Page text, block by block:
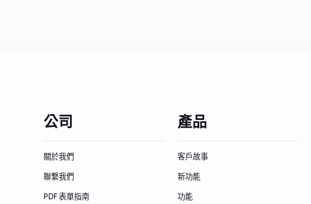
公司
關於我們
聯繫我們
PDF 表單指南
產品
客戶故事
新功能
功能